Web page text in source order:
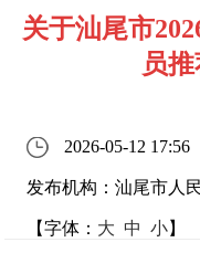
关于汕尾市
员
2026-05-12 17:56
发布机构：汕尾市人
【字体： 大 中 小】